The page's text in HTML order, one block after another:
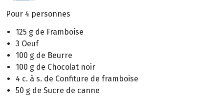
Pour 4 personnes
125 g de Framboise
3 Oeuf
100 g de Beurre
100 g de Chocolat noir
4 c. à s. de Confiture de framboise
50 g de Sucre de canne